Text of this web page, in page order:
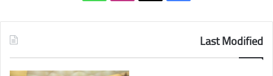
Last Modified